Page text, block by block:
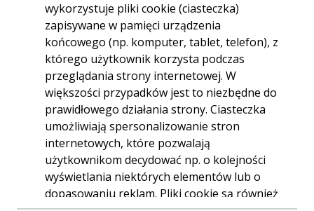
Trasa Start
wykorzystuje pliki cookie (ciasteczka)
zapisywane w pamięci urządzenia
końcowego (np. komputer, tablet, telefon), z
którego użytkownik korzysta podczas
przeglądania strony internetowej. W
większości przypadków jest to niezbędne do
prawidłowego działania strony. Ciasteczka
umożliwiają spersonalizowanie stron
internetowych, które pozwalają
użytkownikom decydować np. o kolejności
wyświetlania niektórych elementów lub o
dopasowaniu reklam. Pliki cookie są również